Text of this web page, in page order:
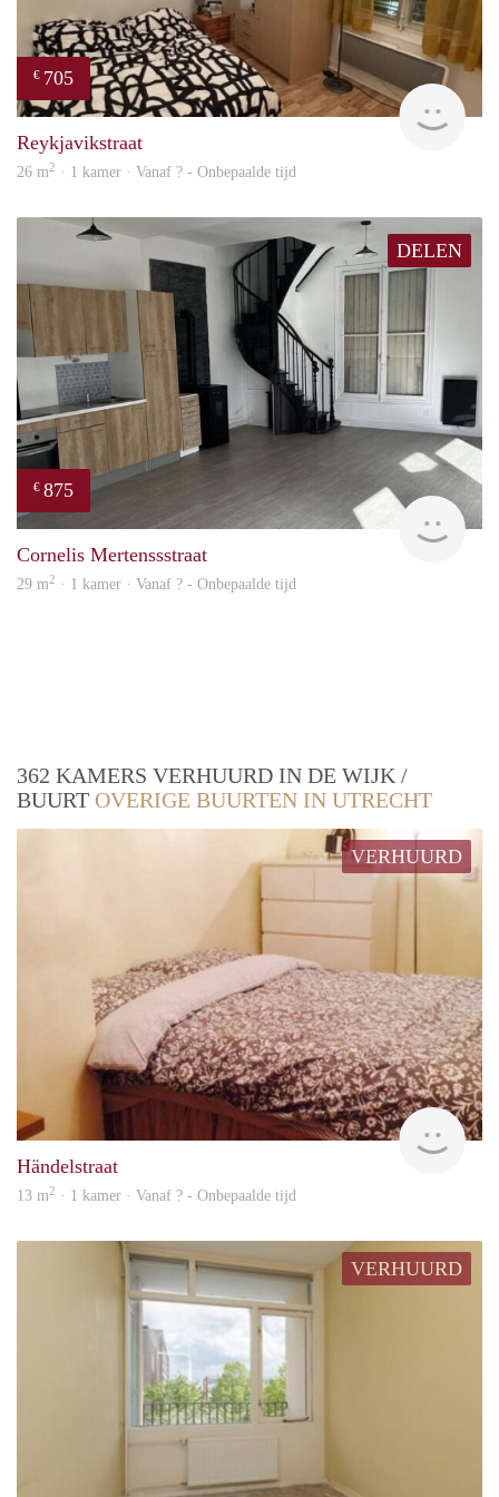
€ 705
Reykjavikstraat
26 m2 · 1 kamer · Vanaf ? - Onbepaalde tijd
DELEN
€ 875
Cornelis Mertenssstraat
29 m2 · 1 kamer · Vanaf ? - Onbepaalde tijd
362 KAMERS VERHUURD IN DE WIJK /
BUURT OVERIGE BUURTEN IN UTRECHT
VERHUURD
Händelstraat
13 m2 · 1 kamer · Vanaf ? - Onbepaalde tijd
VERHUURD